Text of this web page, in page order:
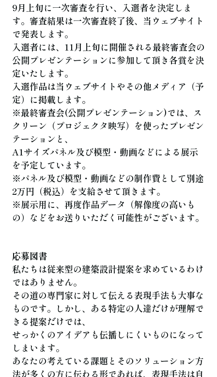
9月上旬に一次審査を行い、入選者を決定しま
す。審査結果は一次審査終了後、当ウェブサイト
で発表します。
入選者には、11月上旬に開催される最終審査会の
公開プレゼンテーションに参加して頂き各賞を決
定いたします。
入選作品は当ウェブサイトやその他メディア（予
定）に掲載します。
※最終審査会(公開プレゼンテーション)では、ス
クリーン（プロジェクタ映写）を使ったプレゼン
テーションと、
A1サイズパネル及び模型・動画などによる展示
を予定しています。
※パネル及び模型・動画などの制作費として別途
2万円（税込）を支給させて頂きます。
※展示用に、再度作品データ（解像度の高いも
の）などをお送りいただく可能性がございます。
応募図書
私たちは従来型の建築設計提案を求めているわけ
ではありません。
その道の専門家に対して伝える表現手法も大事な
ものです。しかし、ある特定の人達だけが理解で
きる提案だけでは、
せっかくのアイデアも伝播しにくいものになって
しまいます。
あなたの考えている課題とそのソリューション方
法が多くの方に伝わる形であれば、表現手法は自